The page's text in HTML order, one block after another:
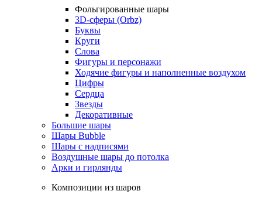
Фольгированные шары
3D-сферы (Orbz)
Буквы
Круги
Слова
Фигуры и персонажи
Ходячие фигуры и наполненные воздухом
Цифры
Сердца
Звезды
Декоративные
Большие шары
Шары Bubble
Шары с надписями
Воздушные шары до потолка
Арки и гирлянды
Композиции из шаров